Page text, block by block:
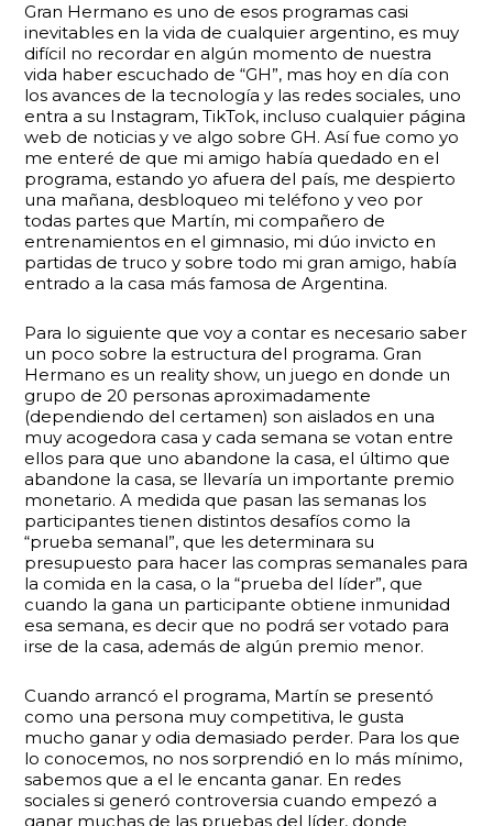
Gran Hermano es uno de esos programas casi
inevitables en la vida de cualquier argentino, es muy
difícil no recordar en algún momento de nuestra
vida haber escuchado de “GH”, mas hoy en día con
los avances de la tecnología y las redes sociales, uno
entra a su Instagram, TikTok, incluso cualquier página
web de noticias y ve algo sobre GH. Así fue como yo
me enteré de que mi amigo había quedado en el
programa, estando yo afuera del país, me despierto
una mañana, desbloqueo mi teléfono y veo por
todas partes que Martín, mi compañero de
entrenamientos en el gimnasio, mi dúo invicto en
partidas de truco y sobre todo mi gran amigo, había
entrado a la casa más famosa de Argentina.
Para lo siguiente que voy a contar es necesario saber
un poco sobre la estructura del programa. Gran
Hermano es un reality show, un juego en donde un
grupo de 20 personas aproximadamente
(dependiendo del certamen) son aislados en una
muy acogedora casa y cada semana se votan entre
ellos para que uno abandone la casa, el último que
abandone la casa, se llevaría un importante premio
monetario. A medida que pasan las semanas los
participantes tienen distintos desafíos como la
“prueba semanal”, que les determinara su
presupuesto para hacer las compras semanales para
la comida en la casa, o la “prueba del líder”, que
cuando la gana un participante obtiene inmunidad
esa semana, es decir que no podrá ser votado para
irse de la casa, además de algún premio menor.
Cuando arrancó el programa, Martín se presentó
como una persona muy competitiva, le gusta
mucho ganar y odia demasiado perder. Para los que
lo conocemos, no nos sorprendió en lo más mínimo,
sabemos que a el le encanta ganar. En redes
sociales si generó controversia cuando empezó a
ganar muchas de las pruebas del líder, donde